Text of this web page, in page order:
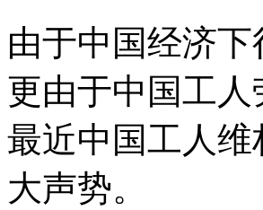
由于中国经济
更由于中国工
最近中国工人
大声势。